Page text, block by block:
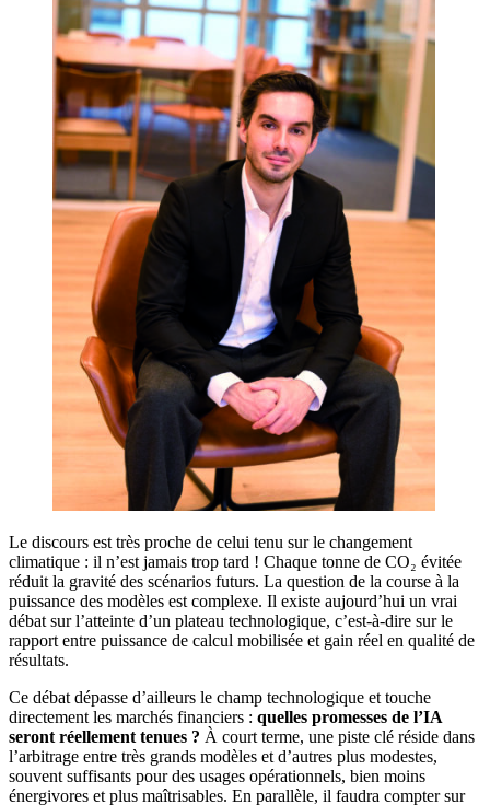
Le discours est très proche de celui tenu sur le changement
climatique : il n’est jamais trop tard ! Chaque tonne de CO₂ évitée
réduit la gravité des scénarios futurs. La question de la course à la
puissance des modèles est complexe. Il existe aujourd’hui un vrai
débat sur l’atteinte d’un plateau technologique, c’est-à-dire sur le
rapport entre puissance de calcul mobilisée et gain réel en qualité de
résultats.
Ce débat dépasse d’ailleurs le champ technologique et touche
directement les marchés financiers : quelles promesses de l’IA
seront réellement tenues ? À court terme, une piste clé réside dans
l’arbitrage entre très grands modèles et d’autres plus modestes,
souvent suffisants pour des usages opérationnels, bien moins
énergivores et plus maîtrisables. En parallèle, il faudra compter sur